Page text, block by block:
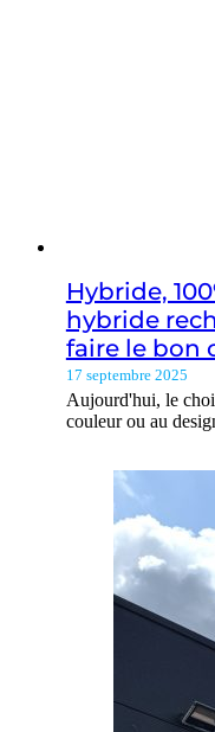
Hybride,
hybride
faire le bon
17 septembre 2025
Aujourd'hui, le
couleur ou au